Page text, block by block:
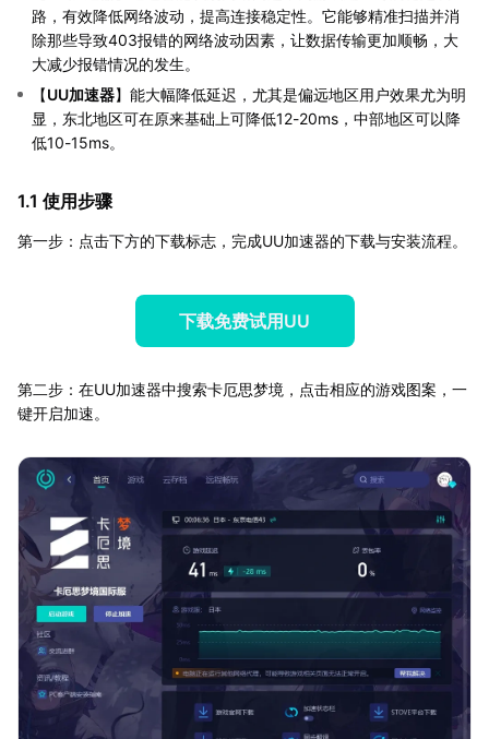
路，有效降低网络波动，提高连接稳定性。它能够精准扫描并消
除那些导致403报错的网络波动因素，让数据传输更加顺畅，大
大减少报错情况的发生。
【UU加速器】能大幅降低延迟，尤其是偏远地区用户效果尤为明
显，东北地区可在原来基础上可降低12-20ms，中部地区可以降
低10-15ms。
1.1 使用步骤
第一步：点击下方的下载标志，完成UU加速器的下载与安装流程。
下载免费试用UU
第二步：在UU加速器中搜索卡厄思梦境，点击相应的游戏图案，一
键开启加速。